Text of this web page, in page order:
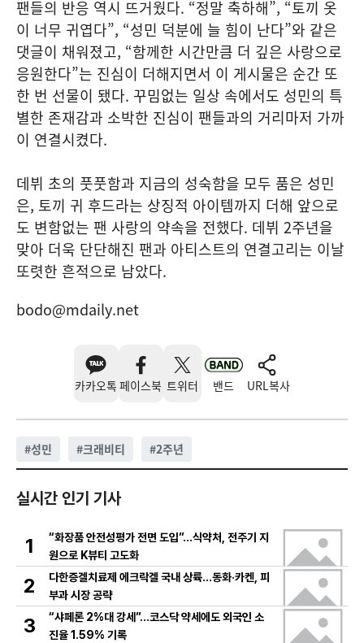
팬들의 반응 역시 뜨거웠다. “정말 축하해”, “토끼 옷
이 너무 귀엽다”, “성민 덕분에 늘 힘이 난다”와 같은
댓글이 채워졌고, “함께한 시간만큼 더 깊은 사랑으로
응원한다”는 진심이 더해지면서 이 게시물은 순간 또
한 번 선물이 됐다. 꾸밈없는 일상 속에서도 성민의 특
별한 존재감과 소박한 진심이 팬들과의 거리마저 가까
이 연결시켰다.
데뷔 초의 풋풋함과 지금의 성숙함을 모두 품은 성민
은, 토끼 귀 후드라는 상징적 아이템까지 더해 앞으로
도 변함없는 팬 사랑의 약속을 전했다. 데뷔 2주년을
맞아 더욱 단단해진 팬과 아티스트의 연결고리는 이날
또렷한 흔적으로 남았다.
bodo@mdaily.net
카카오톡 페이스북 트위터 밴드 URL복사
#성민 #크래비티 #2주년
실시간 인기 기사
1
“화장품 안전성평가 전면 도입”…식약처, 전주기 지
원으로 K뷰티 고도화
2
다한증겔치료제 에크락겔 국내 상륙…동화·카켄, 피
부과 시장 공략
3
“샤페론 2%대 강세”…코스닥 약세에도 외국인 소
진율 1.59% 기록